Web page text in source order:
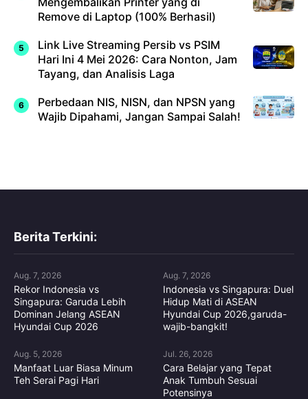
Remove di Laptop (100% Berhasil)
Link Live Streaming Persib vs PSIM
Hari Ini 4 Mei 2026: Cara Nonton, Jam
Tayang, dan Analisis Laga
Perbedaan NIS, NISN, dan NPSN yang
Wajib Dipahami, Jangan Sampai Salah!
Berita Terkini:
Aug. 7, 2026
Rekor Indonesia vs
Singapura: Garuda Lebih
Dominan Jelang ASEAN
Hyundai Cup 2026
Aug. 7, 2026
Indonesia vs Singapura: Duel
Hidup Mati di ASEAN
Hyundai Cup 2026,garuda-
wajib-bangkit!
Aug. 5, 2026
Manfaat Luar Biasa Minum
Teh Serai Pagi Hari
Jul. 26, 2026
Cara Belajar yang Tepat
Anak Tumbuh Sesuai
Potensinya